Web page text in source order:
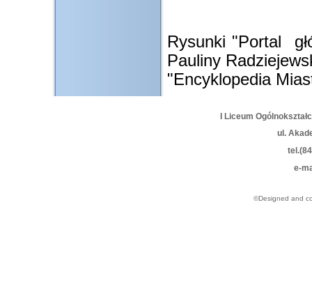
Rysunki "Portal
Pauliny
"Encyklopedia
I Liceum
ul.
e-
©Designed and